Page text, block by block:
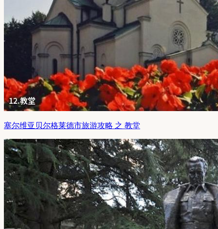
塞尔维亚贝尔格莱德市旅游攻略 之 教堂